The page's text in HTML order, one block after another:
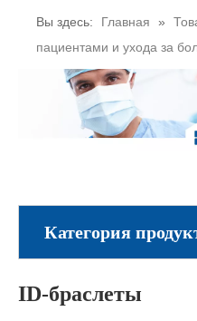
Вы здесь: Главная »
пациентами и ухода за
Категория
ID-браслеты